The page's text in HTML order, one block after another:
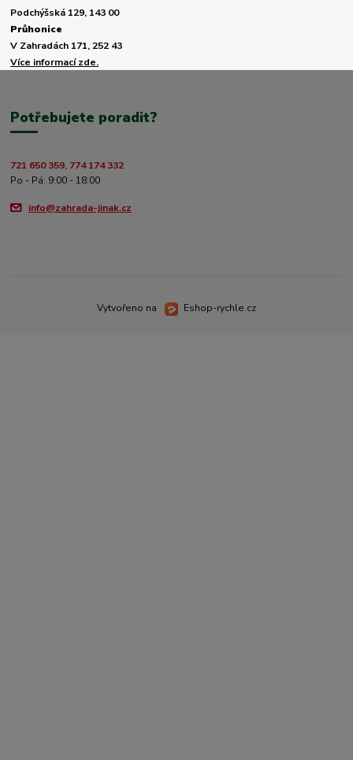
Podchýšská 129, 143 00
Průhonice
V Zahradách 171, 252 43
Více informací zde.
Potřebujete poradit?
721 650 359, 774 174 332
Po - Pá: 9:00 - 18:00
info@zahrada-jinak.cz
Vytvořeno na Eshop-rychle.cz